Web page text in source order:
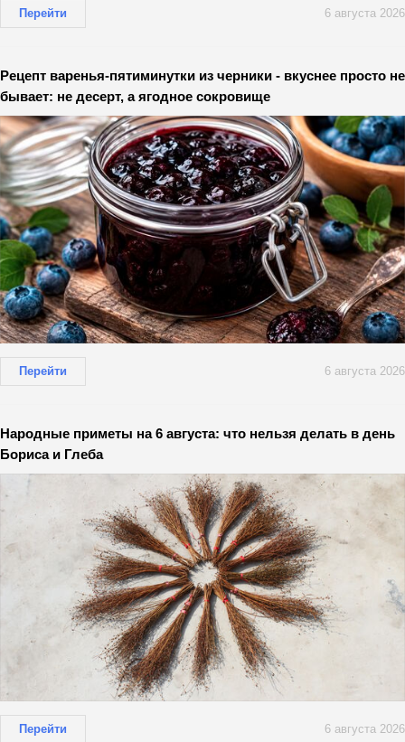
Перейти 6 августа 2026
Рецепт варенья-пятиминутки из черники - вкуснее просто не
бывает: не десерт, а ягодное сокровище
Перейти 6 августа 2026
Народные приметы на 6 августа: что нельзя делать в день
Бориса и Глеба
Перейти 6 августа 2026